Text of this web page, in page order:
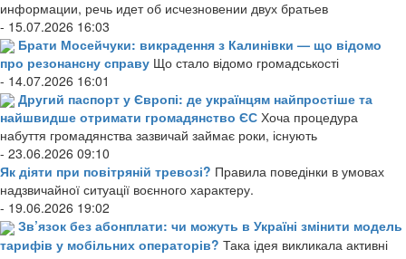
информации, речь идет об исчезновении двух братьев
- 15.07.2026 16:03
Брати Мосейчуки: викрадення з Калинівки — що відомо
про резонансну справу Що стало відомо громадськості
- 14.07.2026 16:01
Другий паспорт у Європі: де українцям найпростіше та
найшвидше отримати громадянство ЄС Хоча процедура
набуття громадянства зазвичай займає роки, існують
- 23.06.2026 09:10
Як діяти при повітряній тревозі? Правила поведінки в умовах
надзвичайної ситуації воєнного характеру.
- 19.06.2026 19:02
Зв’язок без абонплати: чи можуть в Україні змінити модель
тарифів у мобільних операторів? Така ідея викликала активні